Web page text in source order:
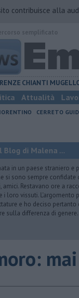
contribuisce alla
CHIANTI
Attualità
CERRETO
Blog di Malena ...
in un paese straniero e
si sono sempre confidate
amici. Restavano ore a
i loro vissuti. L'argomento
e ho deciso
sulla differenza di genere.